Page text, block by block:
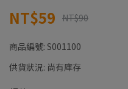
NT$59 NT$90
商品編號: S001100
供貨狀況: 尚有庫存